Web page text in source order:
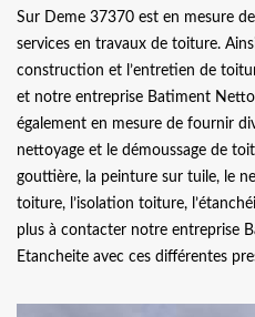
Sur Deme 37370 est en mesure
services en travaux de toiture.
construction et l’entretien de
et notre entreprise Batiment
également en mesure de fournir
nettoyage et le démoussage de
gouttière, la peinture sur tuile, le
toiture, l’isolation toiture,
plus à contacter notre entreprise
Etancheite avec ces différentes